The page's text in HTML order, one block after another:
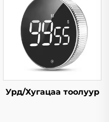
Урд/Хугацаа тоолуур